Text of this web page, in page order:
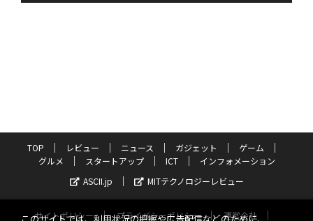
TOP レビュー ニュース ガジェット
ゲーム
グルメ
スタートアップ ICT
インフォメーション
ASCII.jp
MITテクノロジーレビュー
サイトポリシー プライバシーポリシー
運営会社